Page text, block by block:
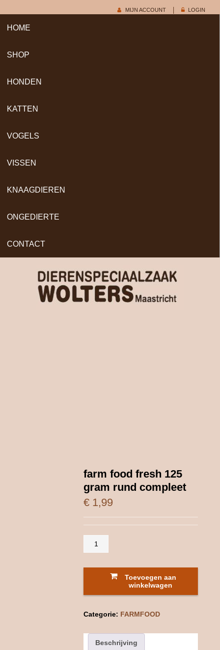
MIJN ACCOUNT LOGIN
HOME
SHOP
HONDEN
KATTEN
VOGELS
VISSEN
KNAAGDIEREN
ONGEDIERTE
CONTACT
farm food fresh 125
gram rund compleet
€ 1,99
farm
rund
aantal
Toevoegen aan
winkelwagen
Categorie: FARMFOOD
Beschrijving